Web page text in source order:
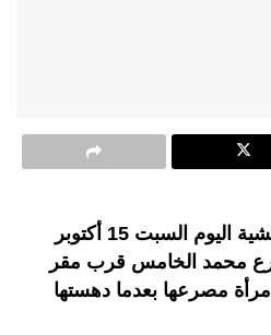
وقعت حادثة سير مميتة عشية اليوم السبت 15 أكتوبر
محمد الخامس قرب مقر
مصرعها بعدما دهستها